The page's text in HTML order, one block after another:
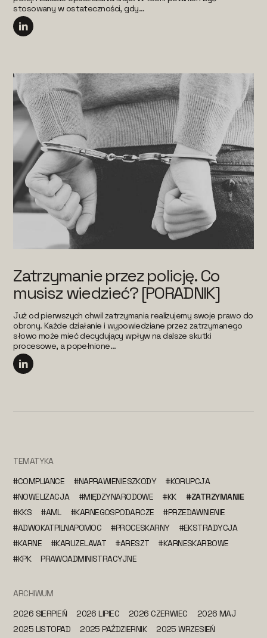
stosowany w ostateczności, gdy...
Zatrzymanie przez policję. Co
musisz wiedzieć? [PORADNIK]
Już od pierwszych chwil zatrzymania realizujemy swoje prawo do
obrony. Każde działanie i wypowiedziane przez zatrzymanego
słowo może mieć decydujący wpływ na dalsze skutki
procesowe, a popełnione...
TEMATYKA
#COMPLIANCE
#NAPRAWIENIESZKODY
#KORUPCJA
#NOWELIZACJA
#MIĘDZYNARODOWE #KK
#ZATRZYMANIE
#KKS
#AML #KARNEGOSPODARCZE
#PRZEDAWNIENIE
#ADWOKATPILNAPOMOC
#PROCESKARNY
#EKSTRADYCJA
#KARNE
#KARUZELAVAT #ARESZT
#KARNESKARBOWE
#KPK
PRAWOADMINISTRACYJNE
ARCHIWUM
2026 SIERPIEŃ
2026 LIPIEC 2026 CZERWIEC
2026 MAJ
2025 LISTOPAD
2025 PAŹDZIERNIK
2025 WRZESIEŃ